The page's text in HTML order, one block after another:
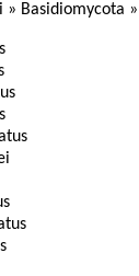
» Basidiomycota »